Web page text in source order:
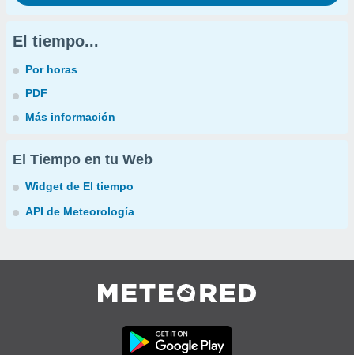
El tiempo...
Por horas
PDF
Más información
El Tiempo en tu Web
Widget de El tiempo
API de Meteorología